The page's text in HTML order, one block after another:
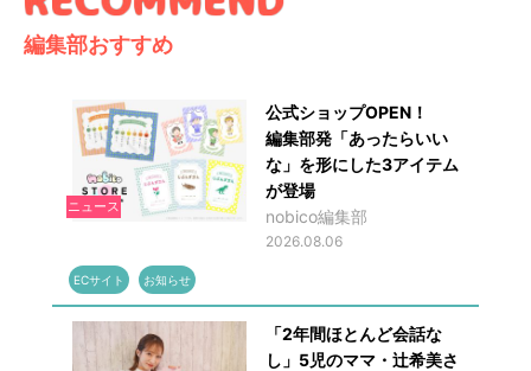
編集部おすすめ
ニュース
公式ショップOPEN！
編集部発「あったらいい
な」を形にした3アイテム
が登場
nobico編集部
2026.08.06
ECサイト お知らせ
「2年間ほとんど会話な
し」5児のママ・辻希美さ